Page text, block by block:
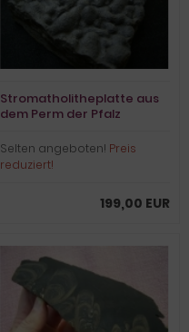
Stromatholitheplatte aus
dem Perm der Pfalz
Selten angeboten! Preis
reduziert!
199,00 EUR